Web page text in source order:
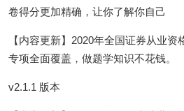
卷得分更加精确，让你了解你自己
【内容更新】2020年全国证券从业资
专项全面覆盖，做题学知识不花钱。
v2.1.1 版本